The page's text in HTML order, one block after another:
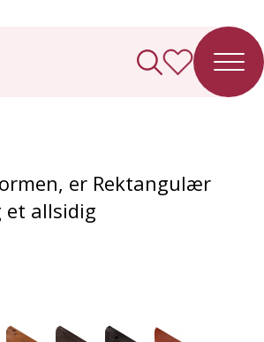
er Rektangulær
et allsidig